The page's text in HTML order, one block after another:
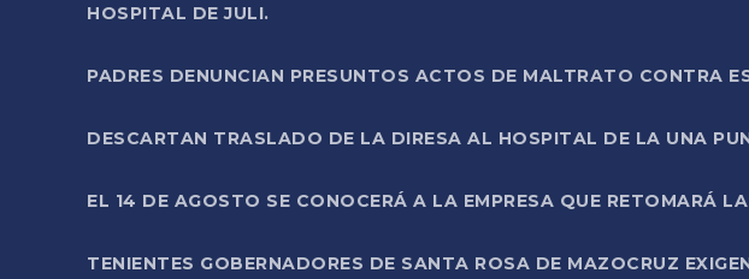
HOSPITAL DE JULI.
PADRES DENUNCIAN PRESUNTOS ACTOS DE MALTRATO CONTRA
DESCARTAN TRASLADO DE LA DIRESA AL HOSPITAL DE LA UNA
EL 14 DE AGOSTO SE CONOCERÁ A LA EMPRESA QUE RETOMARÁ
TENIENTES GOBERNADORES DE SANTA ROSA DE MAZOCRUZ